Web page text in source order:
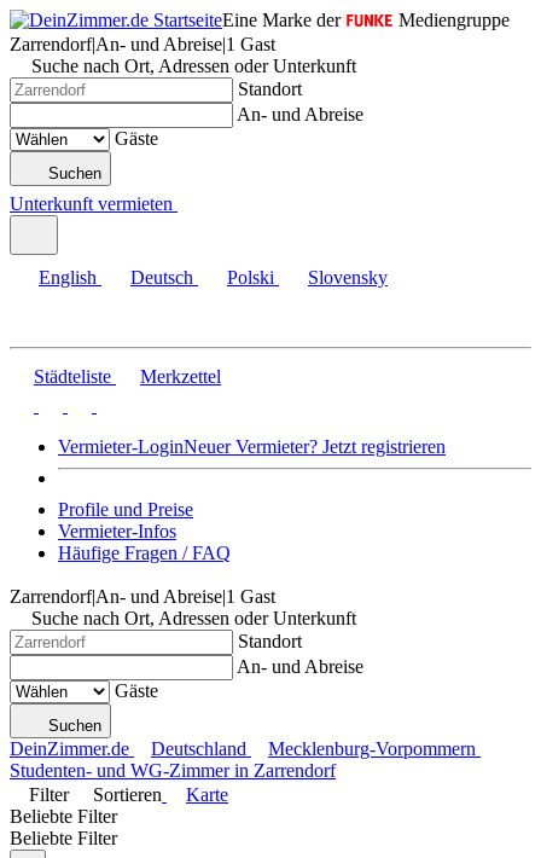
Eine Marke der
Mediengruppe
Zarrendorf|An- und Abreise|1 Gast
Suche nach Ort, Adressen oder Unterkunft
Standort
An- und Abreise
Gäste
Suchen
Unterkunft vermieten
English Deutsch Polski Slovensky
Städteliste Merkzettel
Vermieter-LoginNeuer Vermieter? Jetzt registrieren
Profile und Preise
Vermieter-Infos
Häufige Fragen / FAQ
Zarrendorf|An- und Abreise|1 Gast
Suche nach Ort, Adressen oder Unterkunft
Standort
An- und Abreise
Gäste
Suchen
DeinZimmer.de Deutschland
Mecklenburg-Vorpommern
Studenten- und WG-Zimmer in Zarrendorf
Filter
Sortieren
Karte
Beliebte Filter
Beliebte Filter